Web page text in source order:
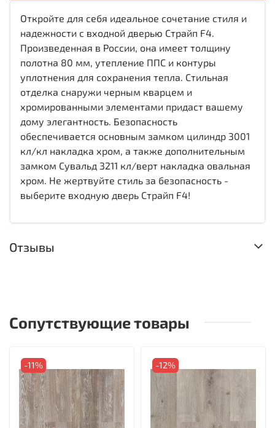
Откройте для себя идеальное сочетание стиля и
надежности с входной дверью Страйп F4.
Произведенная в России, она имеет толщину
полотна 80 мм, утепление ППС и контуры
уплотнения для сохранения тепла. Стильная
отделка снаружи черным кварцем и
хромированными элементами придаст вашему
дому элегантность. Безопасность
обеспечивается основным замком цилиндр 3001
кл/кл накладка хром, а также дополнительным
замком Сувальд 3211 кл/верт накладка овальная
хром. Не жертвуйте стиль за безопасность -
выберите входную дверь Страйп F4!
Отзывы
Сопутствующие товары
-11% -12%